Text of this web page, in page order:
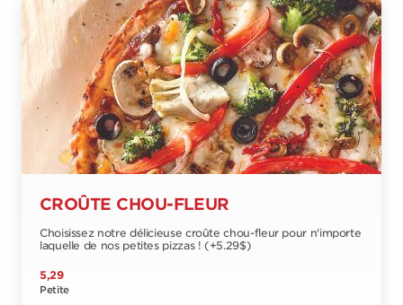
CROÛTE CHOU-FLEUR
Choisissez notre délicieuse croûte chou-fleur pour n'importe
laquelle de nos petites pizzas ! (+5.29$)
5,29
Petite